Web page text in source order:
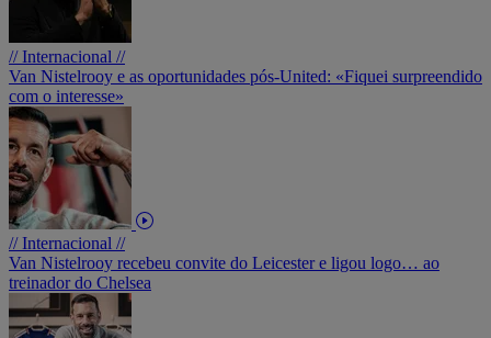
// Internacional //
Van Nistelrooy e as oportunidades pós-United: «Fiquei surpreendido
com o interesse»
// Internacional //
Van Nistelrooy recebeu convite do Leicester e ligou logo… ao
treinador do Chelsea